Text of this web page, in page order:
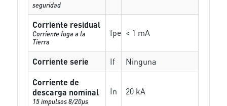
seguridad
Corriente residual
Corriente fuga a la
Tierra
Ipe < 1 mA
Corriente serie If
Ninguna
Corriente de
descarga nominal
15 impulsos 8/20µs
In 20 kA